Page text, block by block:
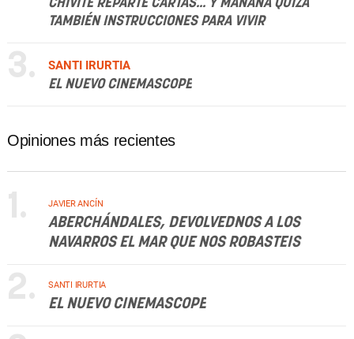
CHIVITE REPARTE CARTAS... Y MAÑANA QUIZÁ
TAMBIÉN INSTRUCCIONES PARA VIVIR
3.
SANTI IRURTIA
EL NUEVO CINEMASCOPE
Opiniones más recientes
1. JAVIER ANCÍN
ABERCHÁNDALES, DEVOLVEDNOS A LOS
NAVARROS EL MAR QUE NOS ROBASTEIS
2. SANTI IRURTIA
EL NUEVO CINEMASCOPE